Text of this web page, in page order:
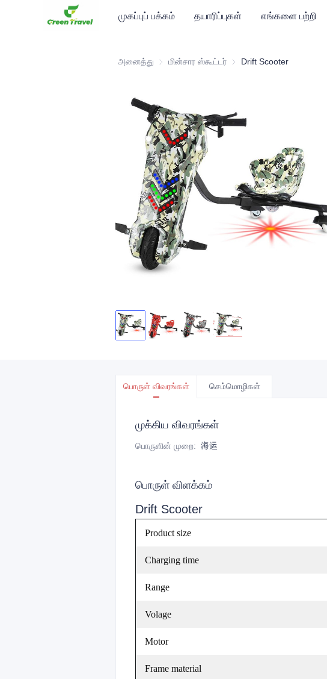
முகப்புப் பக்கம் தயாரிப்புகள் எங்களை பற்றி
அனைத்து மின்சார ஸ்கூட்டர் மின்சார ஸ்கூட்டர்
Drift Scooter
பொருள் விவரங்கள் செம்மொழிகள்
முக்கிய விவரங்கள்
பொருளின் முறை: 海运
பொருள் விளக்கம்
Drift Scooter
Product size
Charging time
Range
Volage
Motor
Frame material